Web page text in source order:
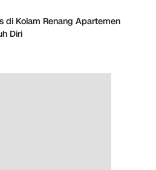
di Kolam Renang Apartemen
Diri